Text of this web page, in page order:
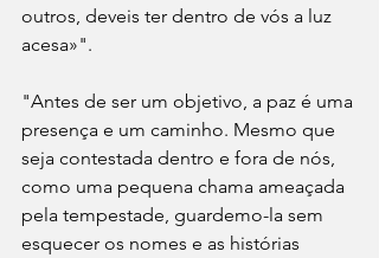
outros, deveis ter dentro de vós a luz
acesa»".
"Antes de ser um objetivo, a paz é uma
presença e um caminho. Mesmo que
seja contestada dentro e fora de nós,
como uma pequena chama ameaçada
pela tempestade, guardemo-la sem
esquecer os nomes e as histórias